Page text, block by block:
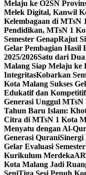
Melaju ke O2SN
Melek Digital, Kanwil
Kelembagaan di MTsN
Pendidikan, MTsN 1
Semester GenapRajut
Gelar Pembagian Hasil
2025/2026Satu dari
Malang Siap Melaju ke
IntegritasKobarkan
Kota Malang Sukses
Edukatif dan Kompetitif
Generasi Unggul
Tahun Baru Islam:
Citra di MTsN 1 Kota
Menyatu dengan Al-
Generasi QuraniSinergi
Gelar Evaluasi
Kurikulum Merdeka
Kota Malang Jadi
SeniTiga Sesi Penuh